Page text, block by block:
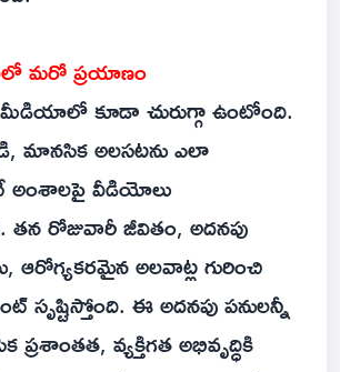
మరో ప్రయాణం
కూడా చురుగ్గా ఉంటోంది.
మానసిక అలసటను ఎలా
అంశాలపై వీడియోలు
రోజువారీ జీవితం, అదనపు
అలవాట్ల గురించి
సృష్టిస్తోంది. ఈ అదనపు పనులన్నీ
వ్యక్తిగత అభివృద్ధికి